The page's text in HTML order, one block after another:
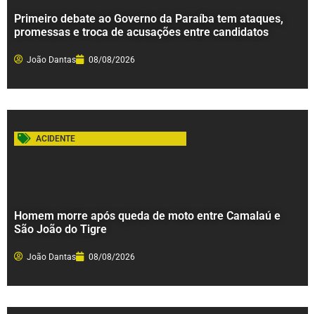
Primeiro debate ao Governo da Paraíba tem ataques,
promessas e troca de acusações entre candidatos
João Dantas 08/08/2026
ACIDENTE
Homem morre após queda de moto entre Camalaú e
São João do Tigre
João Dantas 08/08/2026